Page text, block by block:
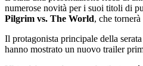
numerose novità per i suoi titoli di
Pilgrim vs. The World, che
Il protagonista principale della
hanno mostrato un nuovo trailer